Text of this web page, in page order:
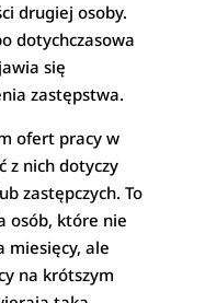
drugiej osoby.
dotychczasowa
się
zastępstwa.
ofert pracy w
z nich dotyczy
zastępczych. To
osób, które nie
miesięcy, ale
na krótszym